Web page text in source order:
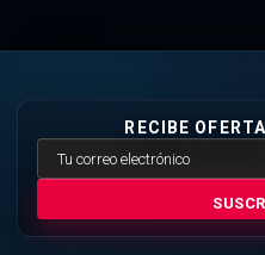
RECIBE